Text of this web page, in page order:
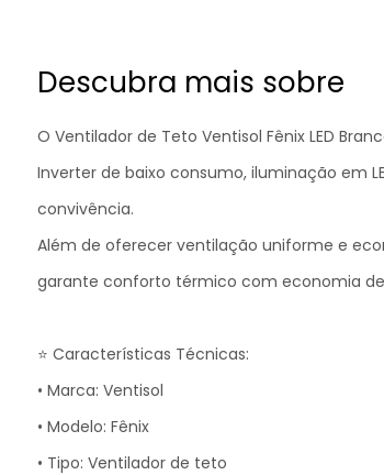
Descubra mais sobre
O Ventilador de Teto Ventisol Fênix LED
Inverter de baixo consumo, iluminação em
convivência.
Além de oferecer ventilação uniforme e
garante conforto térmico com economia
⭐ Características Técnicas:
• Marca: Ventisol
• Modelo: Fênix
• Tipo: Ventilador de teto